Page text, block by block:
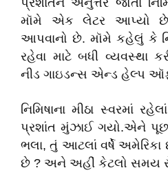
પ્રશાંતને અનુત્તર જોતાં
મૉમે એક લેટર આપ્યો
આપવાનો છે. મૉમે કહેલું કે
રહેવા માટે બધી વ્યવસ્થા
નીડ ગાઇડન્સ એન્ડ હેલ્પ
નિમિષાના મીઠા સ્વરમાં
પ્રશાંત મુંઝાઈ ગયો.એને
ભલા, તું આટલાં વર્ષે અમેરિકા
છે ? અને અહીં કેટલો સમય